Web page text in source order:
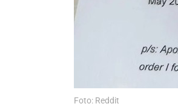
Foto: Reddit